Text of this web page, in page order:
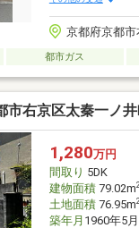
京都府京都
都市ガス
市右京区太秦一ノ
1,280万円
間取り 5DK
建物面積79.02m
土地面積76.95m
築年月 1960年5